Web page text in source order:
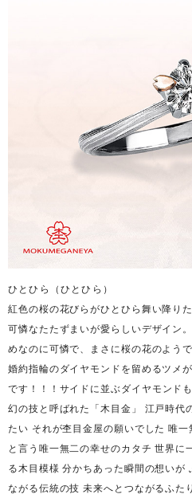
ひとひら（ひとひら）
紅色の桜の花びらがひとひら舞い降り
可憐なたたずまいが愛らしいデザイン
めなのに可憐で、まさに桜の花のよう
婚約指輪のダイヤモンドを留めるツメ
です！！！ サイドに並ぶダイヤモンド
幻の技と呼ばれた「木目金」 江戸時代
たい それが杢目金屋の願いでした 唯
と言う唯一無二の幸せのカタチ 世界
る木目模様 分かちあった瞬間の想いが
ながる伝統の技 未来へとつながるふた